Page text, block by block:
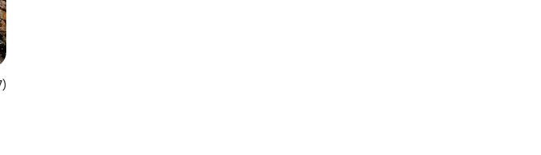
de 4,92 sur 5, 37 commentaires